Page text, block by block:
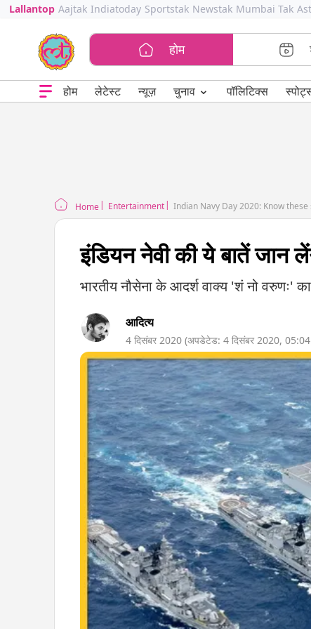
Lallantop Aajtak Indiatoday Sportstak Newstak Mumbai Tak
होम
होम लेटेस्ट न्यूज़ चुनाव ⌄ पॉलिटिक्स
Home Entertainment Indian Navy Day 2020: Know
इंडियन नेवी की ये बातें जान
भारतीय नौसेना के आदर्श वाक्य 'शं नो वरुणः'
आदित्य
4 दिसंबर 2020 (अपडेटेड: 4 दिसंबर 2020,